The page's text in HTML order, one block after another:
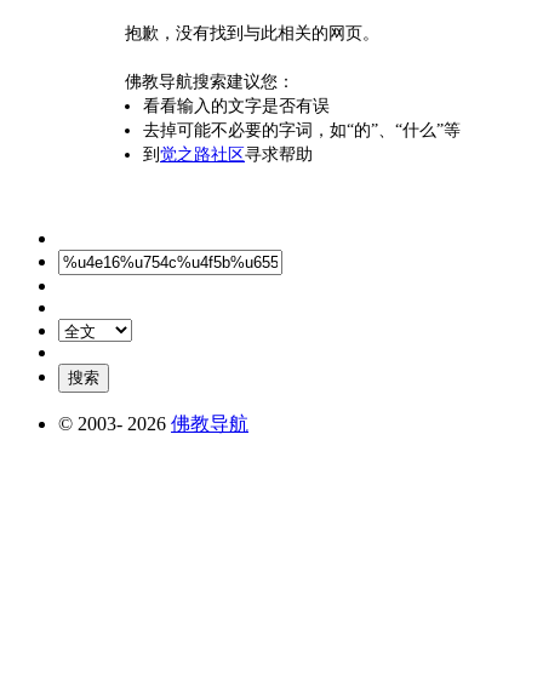
抱歉，没有找到与此相关的网页。
佛教导航搜索建议您：
看看输入的文字是否有误
去掉可能不必要的字词，如“的”、“什么”等
到 觉之路社区寻求帮助
© 2003- 2026 佛教导航